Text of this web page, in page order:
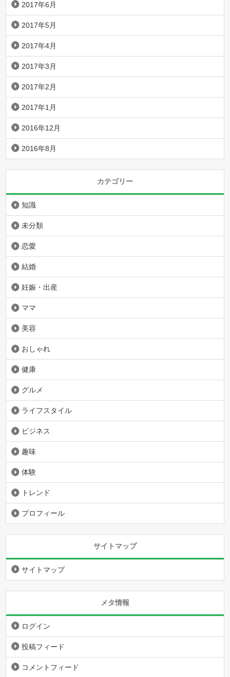
2017年6月
2017年5月
2017年4月
2017年3月
2017年2月
2017年1月
2016年12月
2016年8月
カテゴリー
知識
未分類
恋愛
結婚
妊娠・出産
ママ
美容
おしゃれ
健康
グルメ
ライフスタイル
ビジネス
趣味
体験
トレンド
プロフィール
サイトマップ
サイトマップ
メタ情報
ログイン
投稿フィード
コメントフィード